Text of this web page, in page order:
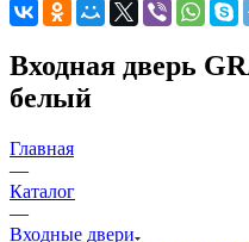
Входная дверь
белый
Главная
—
Каталог
—
Входные двери